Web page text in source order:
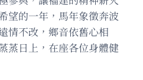
望的一年，馬年象徵奔波
情不改，鄉音依舊心相
蒸日上，在座各位身體健